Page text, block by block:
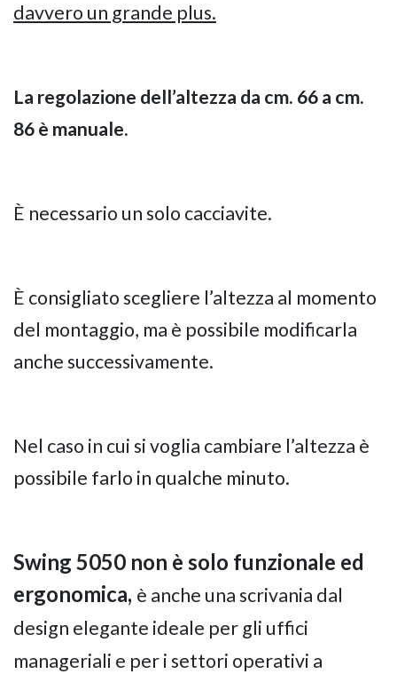
davvero un grande plus.
La regolazione dell’altezza da cm. 66 a cm.
86 è manuale.
È necessario un solo cacciavite.
È consigliato scegliere l’altezza al momento
del montaggio, ma è possibile modificarla
anche successivamente.
Nel caso in cui si voglia cambiare l’altezza è
possibile farlo in qualche minuto.
Swing 5050 non è solo funzionale ed
ergonomica, è anche una scrivania dal
design elegante ideale per gli uffici
manageriali e per i settori operativi a